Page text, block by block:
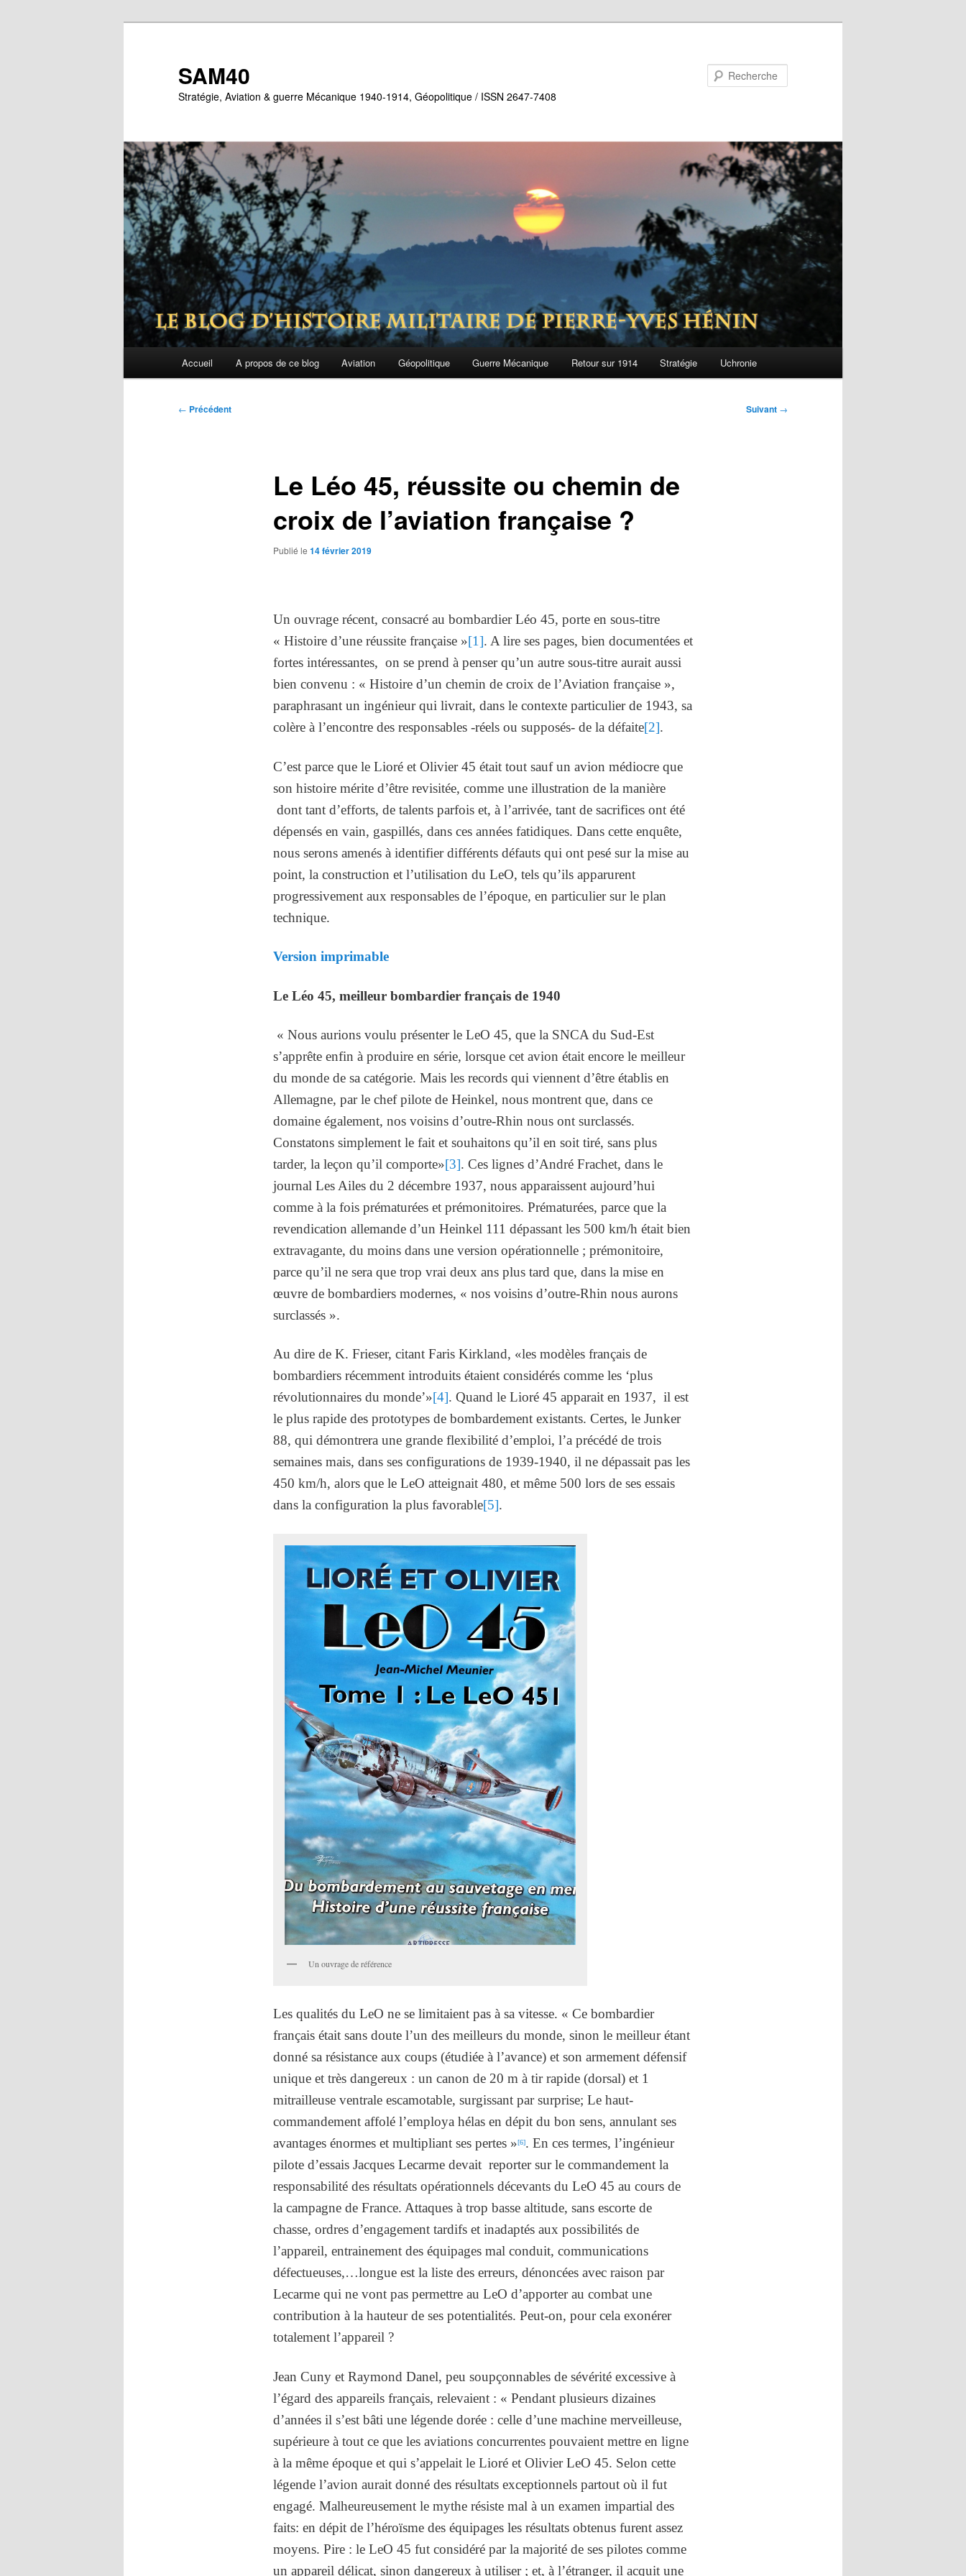
SAM40
Stratégie, Aviation & guerre Mécanique 1940-1914, Géopolitique / ISSN 2647-7408
Accueil A propos de ce blog Aviation Géopolitique Guerre Mécanique Retour sur 1914 Stratégie Uchronie
Navigation
← Précédent Suivant →
Le Léo 45, réussite ou chemin de
croix de l’aviation française ?
Publié le 14 février 2019
Un ouvrage récent, consacré au bombardier Léo 45, porte en sous-titre
« Histoire d’une réussite française »[1]. A lire ses pages, bien documentées et
fortes intéressantes, on se prend à penser qu’un autre sous-titre aurait aussi
bien convenu : « Histoire d’un chemin de croix de l’Aviation française »,
paraphrasant un ingénieur qui livrait, dans le contexte particulier de 1943, sa
colère à l’encontre des responsables -réels ou supposés- de la défaite[2].
C’est parce que le Lioré et Olivier 45 était tout sauf un avion médiocre que
son histoire mérite d’être revisitée, comme une illustration de la manière
dont tant d’efforts, de talents parfois et, à l’arrivée, tant de sacrifices ont été
dépensés en vain, gaspillés, dans ces années fatidiques. Dans cette enquête,
nous serons amenés à identifier différents défauts qui ont pesé sur la mise au
point, la construction et l’utilisation du LeO, tels qu’ils apparurent
progressivement aux responsables de l’époque, en particulier sur le plan
technique.
Version imprimable
Le Léo 45, meilleur bombardier français de 1940
« Nous aurions voulu présenter le LeO 45, que la SNCA du Sud-Est
s’apprête enfin à produire en série, lorsque cet avion était encore le meilleur
du monde de sa catégorie. Mais les records qui viennent d’être établis en
Allemagne, par le chef pilote de Heinkel, nous montrent que, dans ce
domaine également, nos voisins d’outre-Rhin nous ont surclassés.
Constatons simplement le fait et souhaitons qu’il en soit tiré, sans plus
tarder, la leçon qu’il comporte»[3]. Ces lignes d’André Frachet, dans le
journal Les Ailes du 2 décembre 1937, nous apparaissent aujourd’hui
comme à la fois prématurées et prémonitoires. Prématurées, parce que la
revendication allemande d’un Heinkel 111 dépassant les 500 km/h était bien
extravagante, du moins dans une version opérationnelle ; prémonitoire,
parce qu’il ne sera que trop vrai deux ans plus tard que, dans la mise en
œuvre de bombardiers modernes, « nos voisins d’outre-Rhin nous aurons
surclassés ».
Au dire de K. Frieser, citant Faris Kirkland, «les modèles français de
bombardiers récemment introduits étaient considérés comme les ‘plus
révolutionnaires du monde’»[4]. Quand le Lioré 45 apparait en 1937, il est
le plus rapide des prototypes de bombardement existants. Certes, le Junker
88, qui démontrera une grande flexibilité d’emploi, l’a précédé de trois
semaines mais, dans ses configurations de 1939-1940, il ne dépassait pas les
450 km/h, alors que le LeO atteignait 480, et même 500 lors de ses essais
dans la configuration la plus favorable[5].
Un ouvrage de référence
Les qualités du LeO ne se limitaient pas à sa vitesse. « Ce bombardier
français était sans doute l’un des meilleurs du monde, sinon le meilleur étant
donné sa résistance aux coups (étudiée à l’avance) et son armement défensif
unique et très dangereux : un canon de 20 m à tir rapide (dorsal) et 1
mitrailleuse ventrale escamotable, surgissant par surprise; Le haut-
commandement affolé l’employa hélas en dépit du bon sens, annulant ses
avantages énormes et multipliant ses pertes »[6]. En ces termes, l’ingénieur
pilote d’essais Jacques Lecarme devait reporter sur le commandement la
responsabilité des résultats opérationnels décevants du LeO 45 au cours de
la campagne de France. Attaques à trop basse altitude, sans escorte de
chasse, ordres d’engagement tardifs et inadaptés aux possibilités de
l’appareil, entrainement des équipages mal conduit, communications
défectueuses,…longue est la liste des erreurs, dénoncées avec raison par
Lecarme qui ne vont pas permettre au LeO d’apporter au combat une
contribution à la hauteur de ses potentialités. Peut-on, pour cela exonérer
totalement l’appareil ?
Jean Cuny et Raymond Danel, peu soupçonnables de sévérité excessive à
l’égard des appareils français, relevaient : « Pendant plusieurs dizaines
d’années il s’est bâti une légende dorée : celle d’une machine merveilleuse,
supérieure à tout ce que les aviations concurrentes pouvaient mettre en ligne
à la même époque et qui s’appelait le Lioré et Olivier LeO 45. Selon cette
légende l’avion aurait donné des résultats exceptionnels partout où il fut
engagé. Malheureusement le mythe résiste mal à un examen impartial des
faits: en dépit de l’héroïsme des équipages les résultats obtenus furent assez
moyens. Pire : le LeO 45 fut considéré par la majorité de ses pilotes comme
un appareil délicat, sinon dangereux à utiliser ; et, à l’étranger, il acquit une